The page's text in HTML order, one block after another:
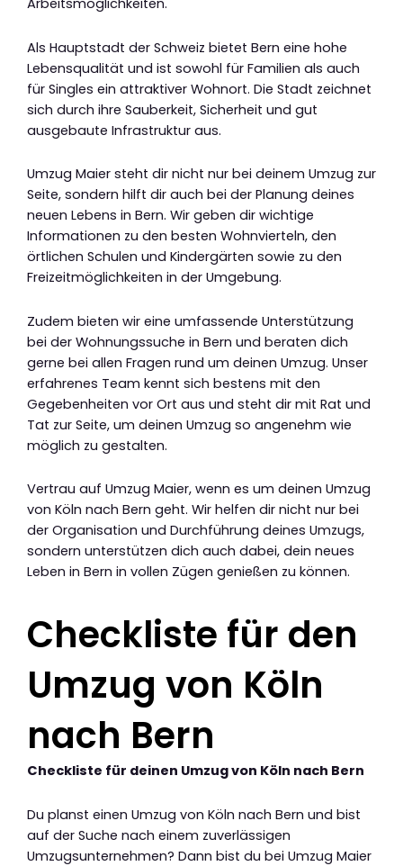
Arbeitsmöglichkeiten.
Als Hauptstadt der Schweiz bietet Bern eine hohe
Lebensqualität und ist sowohl für Familien als auch
für Singles ein attraktiver Wohnort. Die Stadt zeichnet
sich durch ihre Sauberkeit, Sicherheit und gut
ausgebaute Infrastruktur aus.
Umzug Maier steht dir nicht nur bei deinem Umzug zur
Seite, sondern hilft dir auch bei der Planung deines
neuen Lebens in Bern. Wir geben dir wichtige
Informationen zu den besten Wohnvierteln, den
örtlichen Schulen und Kindergärten sowie zu den
Freizeitmöglichkeiten in der Umgebung.
Zudem bieten wir eine umfassende Unterstützung
bei der Wohnungssuche in Bern und beraten dich
gerne bei allen Fragen rund um deinen Umzug. Unser
erfahrenes Team kennt sich bestens mit den
Gegebenheiten vor Ort aus und steht dir mit Rat und
Tat zur Seite, um deinen Umzug so angenehm wie
möglich zu gestalten.
Vertrau auf Umzug Maier, wenn es um deinen Umzug
von Köln nach Bern geht. Wir helfen dir nicht nur bei
der Organisation und Durchführung deines Umzugs,
sondern unterstützen dich auch dabei, dein neues
Leben in Bern in vollen Zügen genießen zu können.
Checkliste für den
Umzug von Köln
nach Bern
Checkliste für deinen Umzug von Köln nach Bern
Du planst einen Umzug von Köln nach Bern und bist
auf der Suche nach einem zuverlässigen
Umzugsunternehmen? Dann bist du bei Umzug Maier